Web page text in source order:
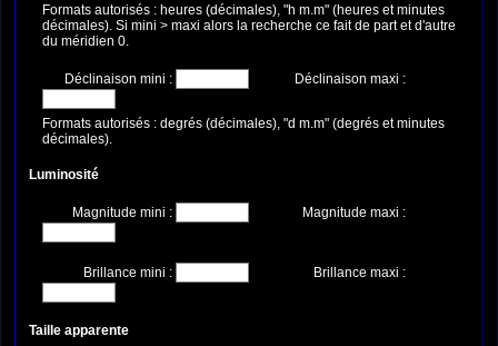
Formats autorisés : heures (décimales), "h m.m" (heures et minutes
décimales). Si mini > maxi alors la recherche ce fait de part et d'autre
du méridien 0.
Déclinaison mini : Déclinaison maxi :
Formats autorisés : degrés (décimales), "d m.m" (degrés et minutes
décimales).
Luminosité
Magnitude mini : Magnitude maxi :
Brillance mini : Brillance maxi :
Taille apparente